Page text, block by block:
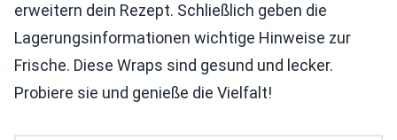
erweitern dein Rezept. Schließlich geben die
Lagerungsinformationen wichtige Hinweise zur
Frische. Diese Wraps sind gesund und lecker.
Probiere sie und genieße die Vielfalt!